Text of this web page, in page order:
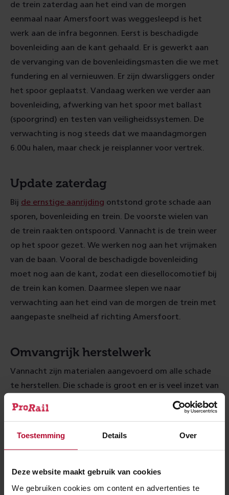
Toestemming Details Over
Deze website maakt gebruik van cookies
We gebruiken cookies om content en advertenties te
de trein zaterdag aan het eind van de morgen
eenmaal naar Amersfoort was weggesleepd is het
werk aan de infra begonnen. Eerst is beschadigde
bovenleiding aan de kant gehaald. Er is gewerkt aan
de vervanging van de bovenleidingsmasten die we met
fundering en al vernieuwen. Er zijn dwarsliggers onder
het spoor geplaatst. Vandaag werken we verder aan
bovenleiding, afwerking van het spoor met ballast
(spoorgrind) en testen van veiligheidssystemen. De
verwachting is nog steeds dat we maandagmorgen
6.00u halen, maar check je reisplanner voor vertrek.
Update zaterdag
Bij de ernstige aanrijding ontstond grote schade aan
sporen, bovenleiding en trein. De voorste wielen van
de trein raakten ontspoord. Vannacht is de trein weer
op het spoor gezet. We werken nog aan het vrijmaken
van de baan. Vooral de beschadigde bovenleiding
moet nog aan de kant, zodat een diesellocomotief bij
de trein kan komen. Daarmee slepen we naar
verwachting aan het eind van de morgen de trein met
aangepaste snelheid af richting Amersfoort.
Omvangrijk herstelwerk
Vannacht zijn materialen aangevoerd om alle schade
te herstellen. Die schade is groot en er is veel inzet van
mensen en materieel nodig. Aannemer ASSET-rail
werkt met ProRail aan reparatie van 3 portalen, 560